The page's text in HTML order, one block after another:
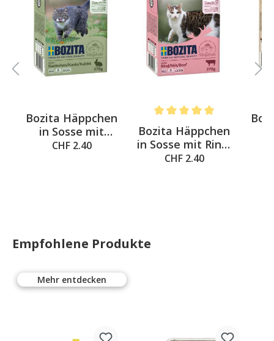
Bozita Häppchen
in Sosse mit
Kaninchen, 370g
CHF 2.40
Average rating of 5 out of 5
Bozita Häppchen
in Sosse mit Rind,
370g
CHF 2.40
Empfohlene Produkte
Mehr entdecken